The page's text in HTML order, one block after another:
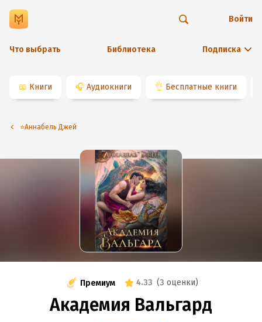
Что выбрать Библиотека Подписка
Войти
📖 Книги 🎧 Аудиокниги 👌 Бесплатные книги
⭐️Аннабель Джей
Премиум 4.33 (3 оценки)
Академия Вальгард